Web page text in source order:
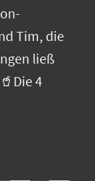
Tim, die
ließ
4